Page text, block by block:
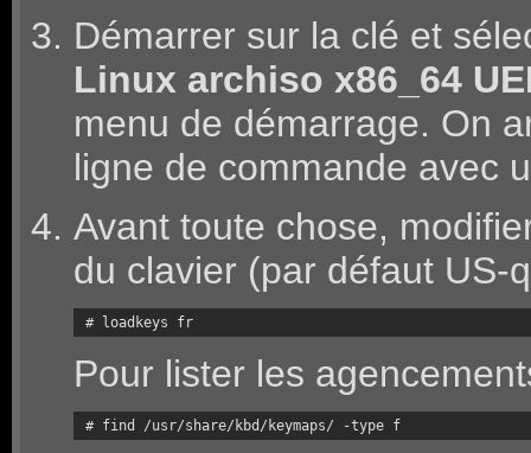
Démarrer sur la clé et
Linux archiso x86_64
menu de démarrage. On
ligne de commande avec
Avant toute chose,
du clavier (par défaut US-
# loadkeys fr
Pour lister les
# find /usr/share/kbd/keymaps/ -type f